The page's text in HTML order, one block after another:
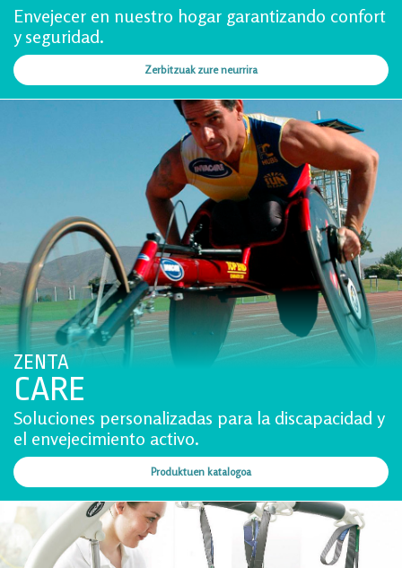
Envejecer en nuestro hogar garantizando confort
y seguridad.
Zerbitzuak zure neurrira
ZENTA
CARE
Soluciones personalizadas para la discapacidad y
el envejecimiento activo.
Produktuen katalogoa